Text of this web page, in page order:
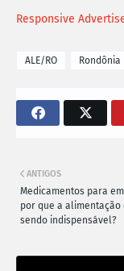
Responsive
ALE/RO Rondônia
ANTIGOS
Medicamentos para
por que a alimentação
sendo indispensável?